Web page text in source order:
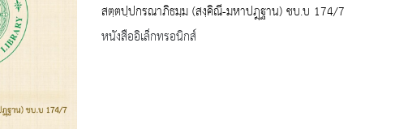
สตฺตปฺปกรณาภิธมฺม (สงฺคิณี-มหาปฎฺฐาน) ชบ.บ 174/7
หนังสืออิเล็กทรอนิกส์